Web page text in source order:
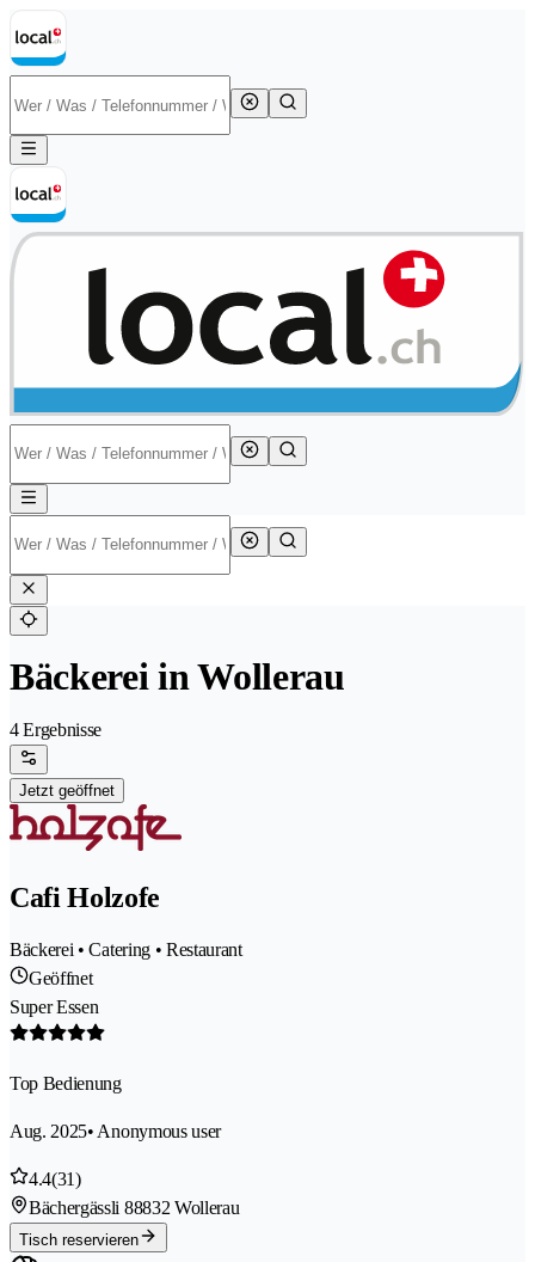
Bäckerei in Wollerau
4 Ergebnisse
Jetzt geöffnet
Cafi Holzofe
Bäckerei • Catering • Restaurant
Geöffnet
Super Essen
Top Bedienung
Aug. 2025• Anonymous user
4.4(31)
Bächergässli 88832 Wollerau
Tisch reservieren